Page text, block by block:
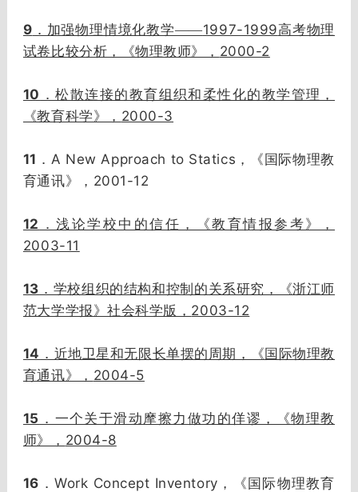
9 ．加强物理情境化教学——1997-1999高考物理
试卷比较分析，《物理教师》， 2000-2
10 ．松散连接的教育组织和柔性化的教学管理，
《教育科学》， 2000-3
11 ． A New Approach to Statics ，《国际物理教
育通讯》， 2001-12
12 ．浅论学校中的信任，《教育情报参考》，
2003-11
13 ．学校组织的结构和控制的关系研究，《浙江师
范大学学报》社会科学版， 2003-12
14 ．近地卫星和无限长单摆的周期，《国际物理教
育通讯》， 2004-5
15 ．一个关于滑动摩擦力做功的佯谬，《物理教
师》， 2004-8
16 ．Work Concept Inventory ，《国际物理教育